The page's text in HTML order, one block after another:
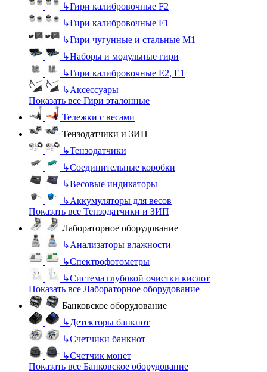
↳Гири калибровочные F2
↳Гири калибровочные F1
↳Гири чугунные и стальные М1
↳Наборы и модульные гири
↳Гири калибровочные E2, Е1
↳Аксессуары
Показать все Гири эталонные
Тележки с весами
Тензодатчики и ЗИП
↳Тензодатчики
↳Соединительные коробки
↳Весовые индикаторы
↳Аккумуляторы для весов
Показать все Тензодатчики и ЗИП
Лабораторное оборудование
↳Анализаторы влажности
↳Спектрофотометры
↳Система глубокой очистки кислот
Показать все Лабораторное оборудование
Банковское оборудование
↳Детекторы банкнот
↳Счетчики банкнот
↳Счетчик монет
Показать все Банковское оборудование